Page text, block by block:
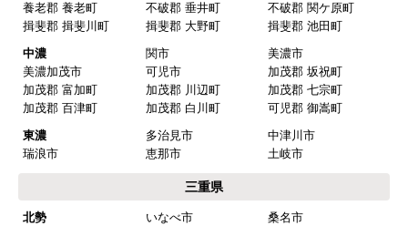
【その他感想・コメント】
マークレさん
2025年10月10日 21:04
欲しい商品をスムーズに注文できましたか？
ショップからの連絡や対応は適切でしたか？
養老郡 養老町
不破郡 垂井町
不破郡 関ケ原町
揖斐郡 揖斐川町
揖斐郡 大野町
揖斐郡 池田町
中濃
関市
美濃市
美濃加茂市
可児市
加茂郡 坂祝町
加茂郡 富加町
加茂郡 川辺町
加茂郡 七宗町
加茂郡 百津町
加茂郡 白川町
可児郡 御嵩町
東濃
多治見市
中津川市
瑞浪市
恵那市 土岐市
三重県
北勢 いなべ市
桑名市